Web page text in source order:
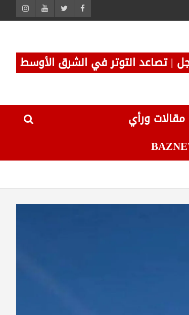
| تصاعد التوتر في الشرق الأوسط
مقالات ورأي